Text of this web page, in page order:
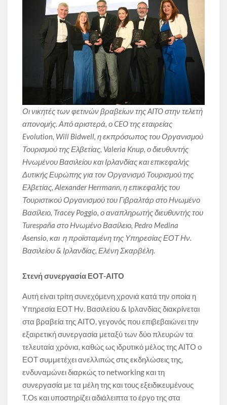
Οι νικητές των φετινών βραβείων της AITO στην τελετή
απονομής. Από αριστερά, ο CEO της εταιρείας
Evolution, Will Bidwell, η εκπρόσωπος του Οργανισμού
Τουρισμού της Ελβετίας, Valeria Knup, ο διευθυντής
Ηνωμένου Βασιλείου και Ιρλανδίας και επικεφαλής
Δυτικής Ευρώπης για τον Οργανισμό Τουρισμού της
Ελβετίας, Alexander Herrmann, η επικεφαλής του
Τουριστικού Οργανισμού του Γιβραλτάρ στο Ηνωμένο
Βασίλειο, Tracey Poggio, ο αναπληρωτής διευθυντής του
Turespaña στο Ηνωμένο Βασίλειο, Pedro Medina
Asensio, και η προϊσταμένη της Υπηρεσίας ΕΟΤ Ην.
Βασιλείου & Ιρλανδίας, Ελένη Σκαρβέλη.
Στενή συνεργασία ΕΟΤ-ΑΙΤΟ
Αυτή είναι τρίτη συνεχόμενη χρονιά κατά την οποία η
Υπηρεσία ΕΟΤ Ην. Βασιλείου & Ιρλανδίας διακρίνεται
στα βραβεία της ΑΙΤΟ, γεγονός που επιβεβαιώνει την
εξαιρετική συνεργασία μεταξύ των δύο πλευρών τα
τελευταία χρόνια, καθώς ως ιδρυτικό μέλος της ΑΙΤΟ ο
ΕΟΤ συμμετέχει ανελλιπώς στις εκδηλώσεις της,
ενδυναμώνει διαρκώς το networking και τη
συνεργασία με τα μέλη της και τους εξειδικευμένους
T.Os και υποστηρίζει αδιάλειπτα το έργο της στα